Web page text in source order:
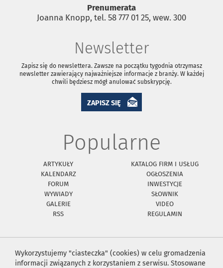
Prenumerata
Joanna Knopp, tel. 58 777 01 25, wew. 300
Newsletter
Zapisz się do newslettera. Zawsze na początku tygodnia otrzymasz
newsletter zawierający najważniejsze informacje z branży. W każdej
chwili będziesz mógł anulować subskrypcję.
ZAPISZ SIĘ
Popularne
ARTYKUŁY
KATALOG FIRM I USŁUG
KALENDARZ
OGŁOSZENIA
FORUM
INWESTYCJE
WYWIADY
SŁOWNIK
GALERIE
VIDEO
RSS
REGULAMIN
Wykorzystujemy "ciasteczka" (cookies) w celu gromadzenia
informacji związanych z korzystaniem z serwisu. Stosowane